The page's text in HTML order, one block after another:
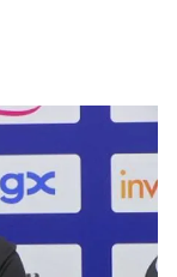
tidak kira di
perwatakan
yang baru.
musim dan
bergerak ke